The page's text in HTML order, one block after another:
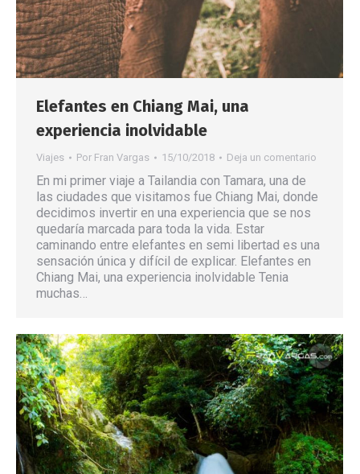
Elefantes en Chiang Mai, una
experiencia inolvidable
Viajes Por Fran Vargas 15/10/2018 Deja un comentario
En mi primer viaje a Tailandia con Tamara, una de
las ciudades que visitamos fue Chiang Mai, donde
decidimos invertir en una experiencia que se nos
quedaría marcada para toda la vida. Estar
caminando entre elefantes en semi libertad es una
sensación única y difícil de explicar. Elefantes en
Chiang Mai, una experiencia inolvidable Tenia
muchas…